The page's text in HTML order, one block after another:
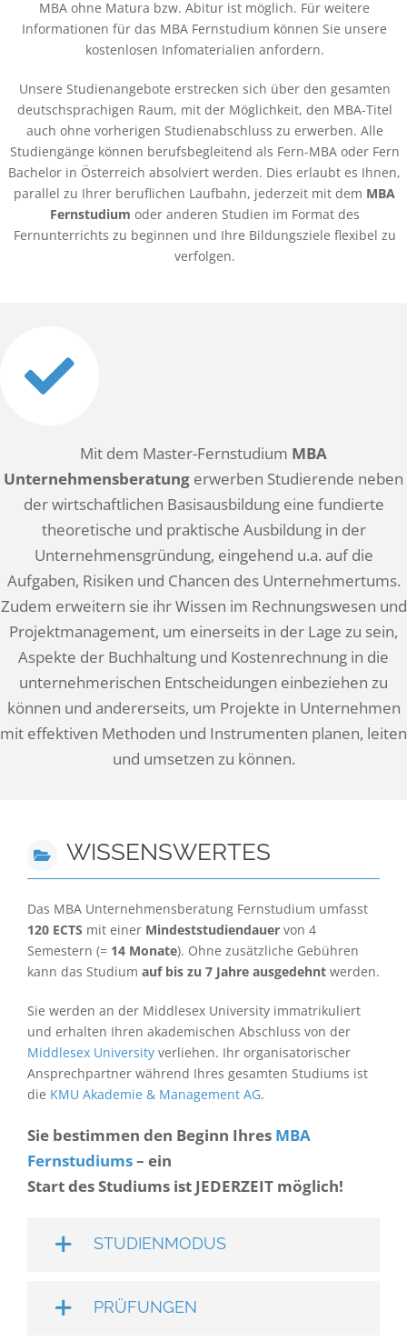
MBA ohne Matura bzw. Abitur ist möglich. Für weitere
Informationen für das MBA Fernstudium können Sie unsere
kostenlosen Infomaterialien anfordern.
Unsere Studienangebote erstrecken sich über den gesamten
deutschsprachigen Raum, mit der Möglichkeit, den MBA-Titel
auch ohne vorherigen Studienabschluss zu erwerben. Alle
Studiengänge können berufsbegleitend als Fern-MBA oder Fern
Bachelor in Österreich absolviert werden. Dies erlaubt es Ihnen,
parallel zu Ihrer beruflichen Laufbahn, jederzeit mit dem MBA
Fernstudium oder anderen Studien im Format des
Fernunterrichts zu beginnen und Ihre Bildungsziele flexibel zu
verfolgen.
Mit dem Master-Fernstudium MBA
Unternehmensberatung erwerben Studierende neben
der wirtschaftlichen Basisausbildung eine fundierte
theoretische und praktische Ausbildung in der
Unternehmensgründung, eingehend u.a. auf die
Aufgaben, Risiken und Chancen des Unternehmertums.
Zudem erweitern sie ihr Wissen im Rechnungswesen und
Projektmanagement, um einerseits in der Lage zu sein,
Aspekte der Buchhaltung und Kostenrechnung in die
unternehmerischen Entscheidungen einbeziehen zu
können und andererseits, um Projekte in Unternehmen
mit effektiven Methoden und Instrumenten planen, leiten
und umsetzen zu können.
WISSENSWERTES
Das MBA Unternehmensberatung Fernstudium umfasst
120 ECTS mit einer Mindeststudiendauer von 4
Semestern (= 14 Monate). Ohne zusätzliche Gebühren
kann das Studium auf bis zu 7 Jahre ausgedehnt werden.
Sie werden an der Middlesex University immatrikuliert
und erhalten Ihren akademischen Abschluss von der
Middlesex University verliehen. Ihr organisatorischer
Ansprechpartner während Ihres gesamten Studiums ist
die KMU Akademie & Management AG.
Sie bestimmen den Beginn Ihres MBA
Fernstudiums– ein
Start des Studiums ist JEDERZEIT möglich!
STUDIENMODUS
PRÜFUNGEN